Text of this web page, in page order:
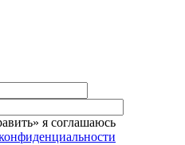
я соглашаюсь